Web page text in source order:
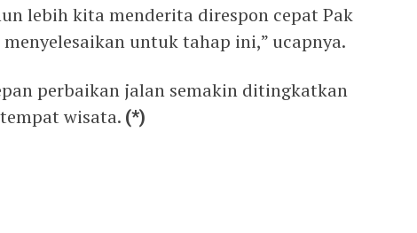
lebih kita menderita direspon cepat Pak
untuk tahap ini,” ucapnya.
perbaikan jalan semakin ditingkatkan
wisata. (*)